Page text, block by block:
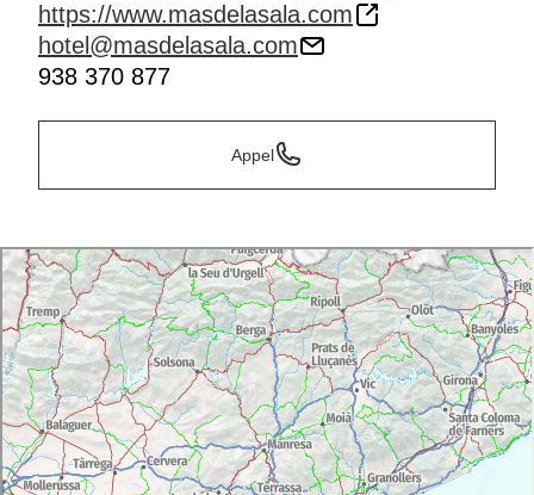
https://www.masdelasala.com
hotel@masdelasala.com
938 370 877
Appel